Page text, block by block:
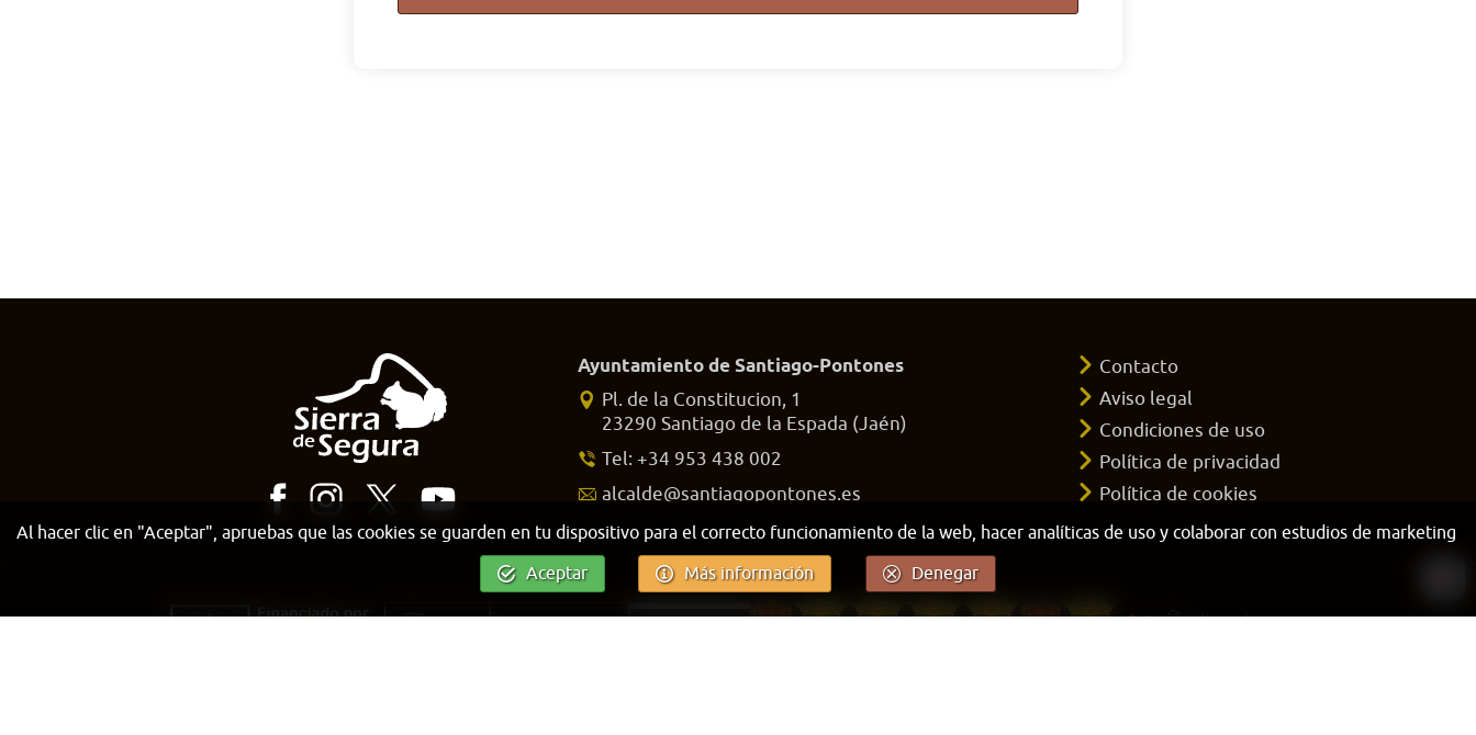
Ayuntamiento de Santiago-Pontones
Pl. de la Constitucion, 1
23290 Santiago de la Espada (Jaén)
Tel: +34 953 438 002
alcalde@santiagopontones.es
Contacto
Aviso legal
Condiciones de uso
Política de privacidad
Política de cookies
Al hacer clic en "Aceptar", apruebas que las cookies se guarden en tu dispositivo para el correcto funcionamiento de la web, hacer analíticas de uso y colaborar con estudios de marketing
Aceptar
Más información Denegar